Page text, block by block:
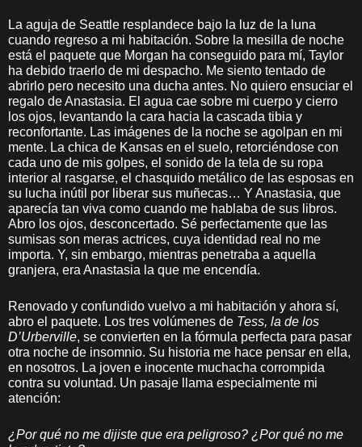
La aguja de Seattle resplandece bajo la luz de la luna
cuando regreso a mi habitación. Sobre la mesilla de noche
está el paquete que Morgan ha conseguido para mí, Taylor
ha debido traerlo de mi despacho. Me siento tentado de
abrirlo pero necesito una ducha antes. No quiero ensuciar el
regalo de Anastasia. El agua cae sobre mi cuerpo y cierro
los ojos, levantando la cara hacia la cascada tibia y
reconfortante. Las imágenes de la noche se agolpan en mi
mente. La chica de Kansas en el suelo, retorciéndose con
cada uno de mis golpes, el sonido de la tela de su ropa
interior al rasgarse, el chasquido metálico de las esposas en
su lucha inútil por liberar sus muñecas… Y Anastasia, que
aparecía tan viva como cuando me hablaba de sus libros.
Abro los ojos, desconcertado. Sé perfectamente que las
sumisas son meras actrices, cuya identidad real no me
importa. Y, sin embargo, mientras penetraba a aquella
granjera, era Anastasia la que me encendía.
Renovado y confundido vuelvo a mi habitación y ahora sí,
abro el paquete. Los tres volúmenes de Tess, la de los
D’Urberville, se convierten en la fórmula perfecta para pasar
otra noche de insomnio. Su historia me hace pensar en ella,
en nosotros. La joven e inocente muchacha corrompida
contra su voluntad. Un pasaje llama especialmente mi
atención:
¿Por qué no me dijiste que era peligroso? ¿Por qué no me